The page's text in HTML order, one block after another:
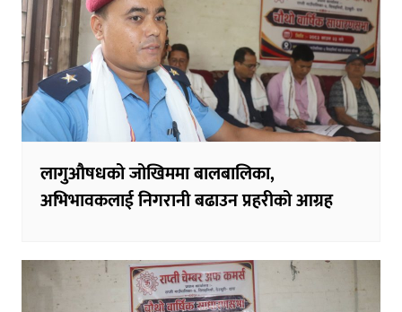
लागुऔषधको जोखिममा बालबालिका,
अभिभावकलाई निगरानी बढाउन प्रहरीको आग्रह